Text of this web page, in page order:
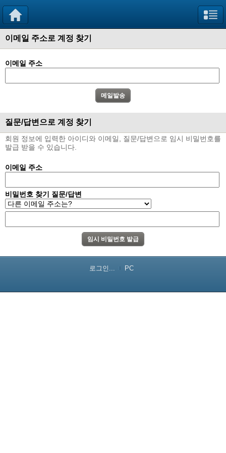
이메일 주소로 계정 찾기
이메일 주소
질문/답변으로 계정 찾기
회원 정보에 입력한 아이디와 이메일, 질문/답변으로 임시 비밀번호를
발급 받을 수 있습니다.
이메일 주소
비밀번호 찾기 질문/답변
로그인... PC